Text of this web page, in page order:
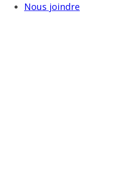
Nous joindre